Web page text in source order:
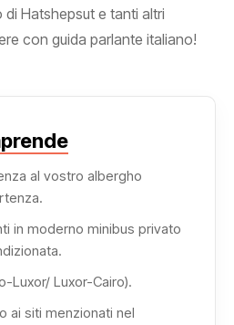
di Hatshepsut e tanti altri
con guida parlante italiano!
al vostro albergho
in moderno minibus privato
Luxor/ Luxor-Cairo).
ai siti menzionati nel